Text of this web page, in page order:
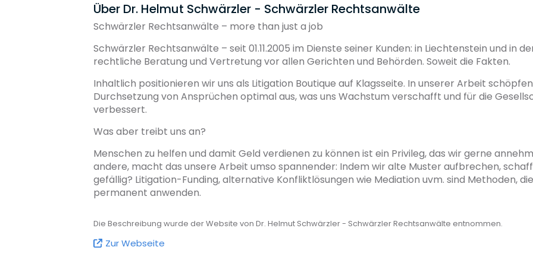
Über Dr. Helmut Schwärzler - Schwärzler Rechtsanwälte
Schwärzler Rechtsanwälte – more than just a job
Schwärzler Rechtsanwälte – seit 01.11.2005 im Dienste seiner Kunden: in Liechtenstein und in
rechtliche Beratung und Vertretung vor allen Gerichten und Behörden. Soweit die Fakten.
Inhaltlich positionieren wir uns als Litigation Boutique auf Klagsseite. In unserer Arbeit
Durchsetzung von Ansprüchen optimal aus, was uns Wachstum verschafft und für die
verbessert.
Was aber treibt uns an?
Menschen zu helfen und damit Geld verdienen zu können ist ein Privileg, das wir gerne
andere, macht das unsere Arbeit umso spannender: Indem wir alte Muster aufbrechen,
gefällig? Litigation-Funding, alternative Konfliktlösungen wie Mediation uvm. sind Methoden,
permanent anwenden.
Schwärzler Rechtsanwälte – DIE Plattform für Erfolg. Erfolg ist in unserem Fall vielschichtig:
Mehrwert: Wir helfen Menschen, ihre Rechte wahrzunehmen, sie zu verteidigen. Gerade
Die Beschreibung wurde der Website von Dr. Helmut Schwärzler - Schwärzler Rechtsanwälte entnommen.
Zur Webseite